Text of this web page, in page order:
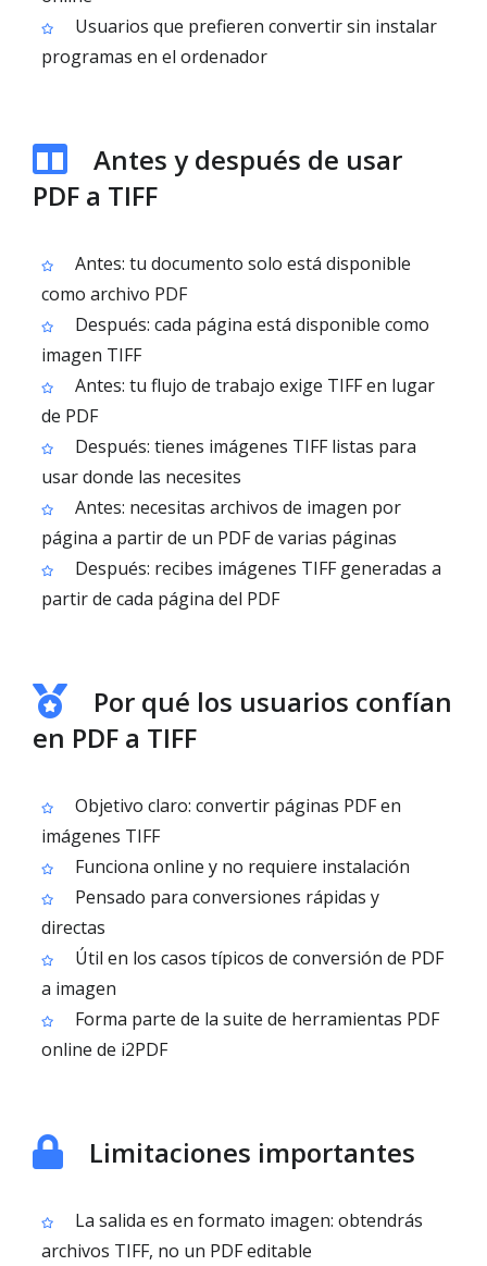
Usuarios que prefieren convertir sin instalar
programas en el ordenador
Antes y después de usar
PDF a TIFF
Antes: tu documento solo está disponible
como archivo PDF
Después: cada página está disponible como
imagen TIFF
Antes: tu flujo de trabajo exige TIFF en lugar
de PDF
Después: tienes imágenes TIFF listas para
usar donde las necesites
Antes: necesitas archivos de imagen por
página a partir de un PDF de varias páginas
Después: recibes imágenes TIFF generadas a
partir de cada página del PDF
Por qué los usuarios confían
en PDF a TIFF
Objetivo claro: convertir páginas PDF en
imágenes TIFF
Funciona online y no requiere instalación
Pensado para conversiones rápidas y
directas
Útil en los casos típicos de conversión de PDF
a imagen
Forma parte de la suite de herramientas PDF
online de i2PDF
Limitaciones importantes
La salida es en formato imagen: obtendrás
archivos TIFF, no un PDF editable